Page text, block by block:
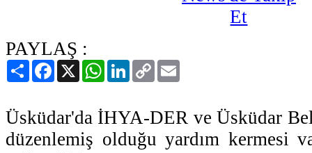
PAYLAŞ :
PaylaşFacebook
X WhatsAppLinkedIn
Copy
Link
Üsküdar'da İHYA-DER ve Üsküdar
düzenlemiş olduğu yardım kermesi